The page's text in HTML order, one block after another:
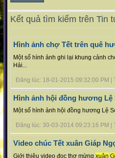
Kết quả tìm kiếm trên Tin
Hình ảnh chợ Tết trên quê
Một số hình ảnh ghi lại khung cảnh
Hải...
Đăng lúc: 18-01-2015 09:32:00 PM |
Hình ảnh hội đồng hương
Một số hình ảnh hội đồng hương Lệ
Đăng lúc: 30-03-2014 09:23:16 PM |
Video chúc Tết xuân Giáp
Giới thiệu video đọc thơ mừng xuân